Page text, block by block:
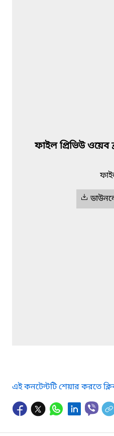
ফাইল প্রিভিউ ওয়েব
এই কনটেন্টটি শেয়ার করতে